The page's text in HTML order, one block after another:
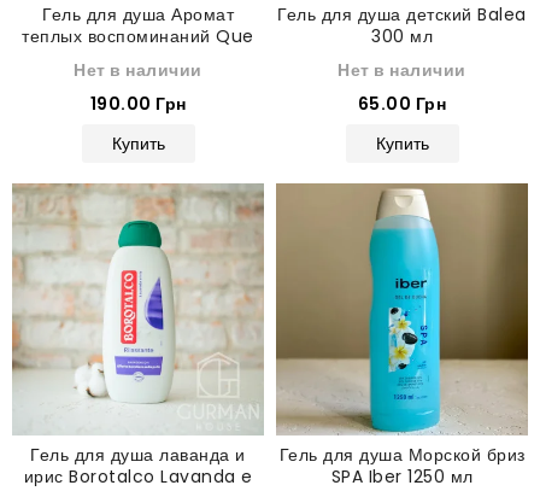
Гель для душа Аромат
теплых воспоминаний Que
1250 мл
Нет в наличии
190.00 Грн
Купить
Гель для душа детский Balea
300 мл
Нет в наличии
65.00 Грн
Купить
Гель для душа лаванда и
ирис Borotalco Lavanda e
Гель для душа Морской бриз
SPA Iber 1250 мл